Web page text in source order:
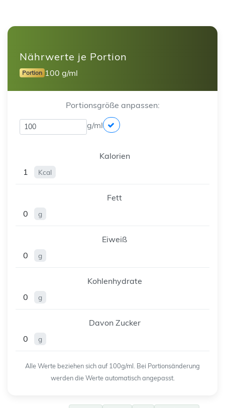
Nährwerte je Portion
Portion 100 g/ml
Portionsgröße anpassen:
g/ml
Kalorien
1
Kcal
Fett
0
g
Eiweiß
0
g
Kohlenhydrate
0
g
Davon Zucker
0
g
Alle Werte beziehen sich auf 100g/ml. Bei Portionsänderung
werden die Werte automatisch angepasst.